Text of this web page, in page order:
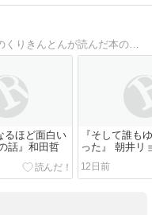
アラフォー女の読書日記アラフォーのくりきんとんが読んだ本の感想。
るほど面白い
話』和田哲
『そして誰も
った』 朝井リ
12日前